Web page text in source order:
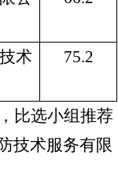
术
75.2
比选小组推荐
技术服务有限